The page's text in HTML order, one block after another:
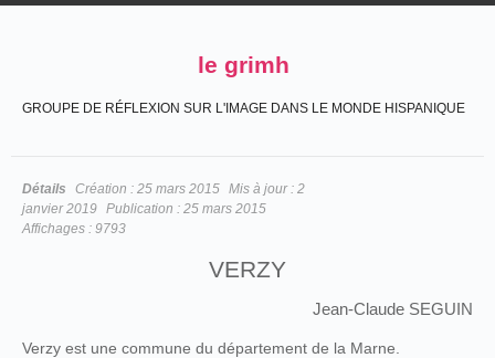
le grimh
GROUPE DE RÉFLEXION SUR L'IMAGE DANS LE MONDE HISPANIQUE
Détails Création : 25 mars 2015 Mis à jour : 2
janvier 2019 Publication : 25 mars 2015
Affichages : 9793
VERZY
Jean-Claude SEGUIN
Verzy est une commune du département de la Marne.